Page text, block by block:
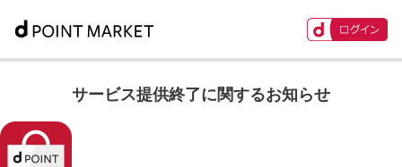
サービス提供終了に関するお知らせ